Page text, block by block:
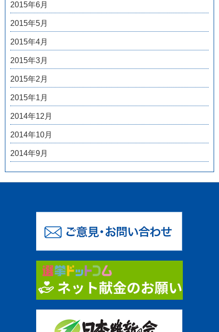
2015年6月
2015年5月
2015年4月
2015年3月
2015年2月
2015年1月
2014年12月
2014年10月
2014年9月